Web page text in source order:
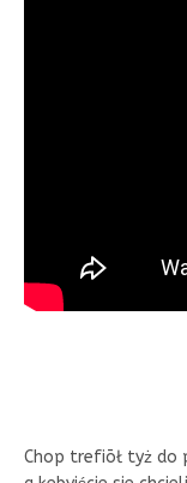
Chop trefiōł tyż do